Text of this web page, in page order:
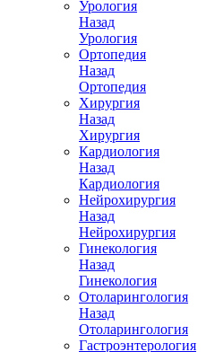
Урология
Назад
Урология
Ортопедия
Назад
Ортопедия
Хирургия
Назад
Хирургия
Кардиология
Назад
Кардиология
Нейрохирургия
Назад
Нейрохирургия
Гинекология
Назад
Гинекология
Отоларингология
Назад
Отоларингология
Гастроэнтерология